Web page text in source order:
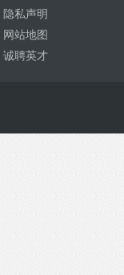
隐私声明
网站地图
诚聘英才